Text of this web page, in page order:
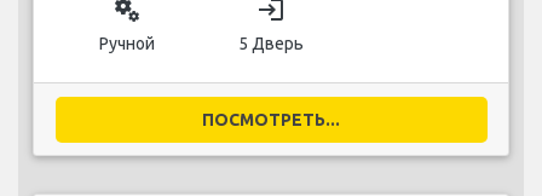
miscellaneous_services
Ручной
login
5 Дверь
ПОСМОТРЕТЬ...